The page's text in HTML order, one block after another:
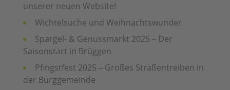
unserer neuen Website!
Wichtelsuche und Weihnachtswunder
Spargel- & Genussmarkt 2025 – Der
Saisonstart in Brüggen
Pfingstfest 2025 – Großes Straßentreiben in
der Burggemeinde